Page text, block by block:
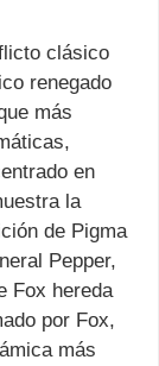
clásico
renegado
más
en
la
de Pigma
Pepper,
Fox hereda
por Fox,
más